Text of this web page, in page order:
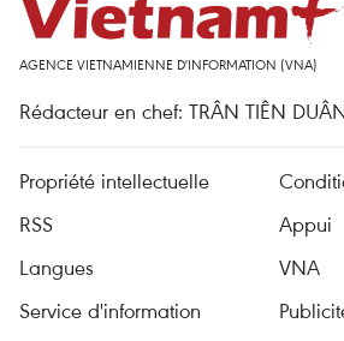
AGENCE VIETNAMIENNE D'INFORMATION (VNA)
Rédacteur en chef: TRÂN TIÊN
Propriété intellectuelle
RSS
Appui
Langues
VNA
Service d'information